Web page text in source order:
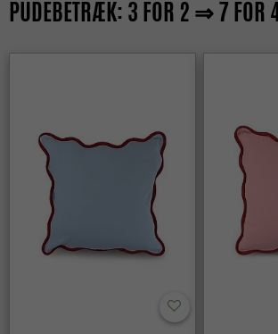
PUDEBETRÆK: 3 FOR 2 ⇒ 7 FOR